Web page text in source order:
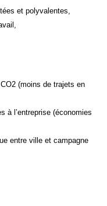
et polyvalentes,
(moins de trajets en
à l’entreprise (économies
entre ville et campagne